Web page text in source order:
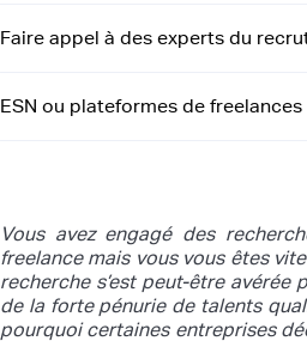
Faire appel à des experts du
ESN ou plateformes de
Vous avez engagé des
freelance mais vous vous êtes
recherche s’est peut-être
de la forte pénurie de talents
pourquoi certaines entreprises